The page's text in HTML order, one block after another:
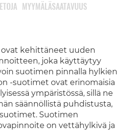
kehittäneet uuden
joka käyttäytyy
suotimen pinnalla hylkien
-suotimet ovat erinomaisia
ympäristössä, sillä ne
säännöllistä puhdistusta,
Suotimen
on vettähylkivä ja
MYYMÄLÄSAATAVUUS